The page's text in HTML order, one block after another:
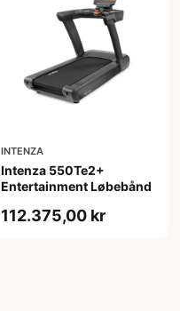
INTENZA
Intenza 550Te2+
Entertainment Løbebånd
112.375,00 kr